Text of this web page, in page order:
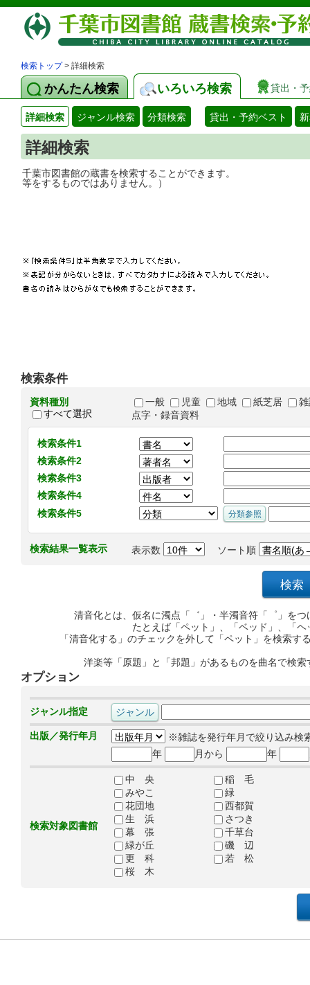
検索トップ> 詳細検索
かんたん検索 いろいろ検索 貸出・
詳細検索 ジャンル検索 分類検索 貸出・予約ベスト
詳細検索
千葉市図書館の蔵書を検索することがで
等をするものではありません。）
検索条件
資料種別
すべて選択
一般 児童 地域 紙芝居
点字・録音資料
検索条件1
検索条件2
検索条件3
検索条件4
検索条件5
検索結果一覧表示 表示数 ソート順
清音化とは、仮名に濁点「゛」・半濁音符「゜」を
たとえば「ペット」、「ベッド」、「
「清音化する」のチェックを外して「ペット」を検索
洋楽等「原題」と「邦題」があるものを曲名で検
オプション
ジャンル指定
出版／発行年月
※雑誌を発行年月で絞り込み検
年
月から 年
検索対象図書館
中 央
稲 毛
みやこ
緑
花団地
西都賀
生 浜
さつき
幕 張
千草台
緑が丘
磯 辺
更 科
若 松
桜 木